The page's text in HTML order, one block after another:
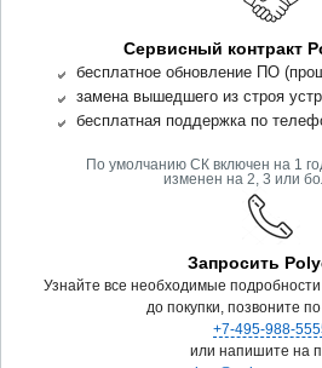
Сервисный контракт
бесплатное обновление ПО
замена вышедшего из строя
бесплатная поддержка по
По умолчанию СК включен на 1
изменен на 2, 3 или
Запросить
Узнайте все необходимые
до покупки, позвоните
+7-495-988-
или напишите на